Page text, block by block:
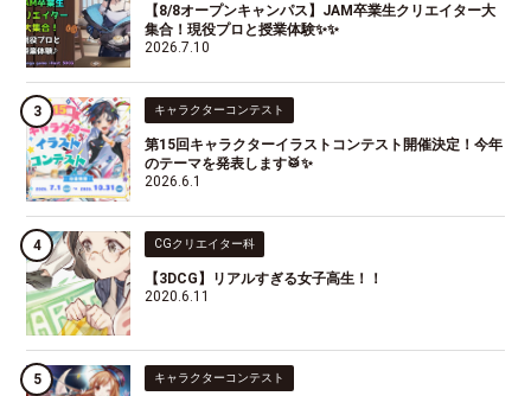
【8/8オープンキャンパス】JAM卒業生クリエイター大
集合！現役プロと授業体験✨✨
2026.7.10
キャラクターコンテスト
第15回キャラクターイラストコンテスト開催決定！今年
のテーマを発表します🥁✨
2026.6.1
CGクリエイター科
【3DCG】リアルすぎる女子高生！！
2020.6.11
キャラクターコンテスト